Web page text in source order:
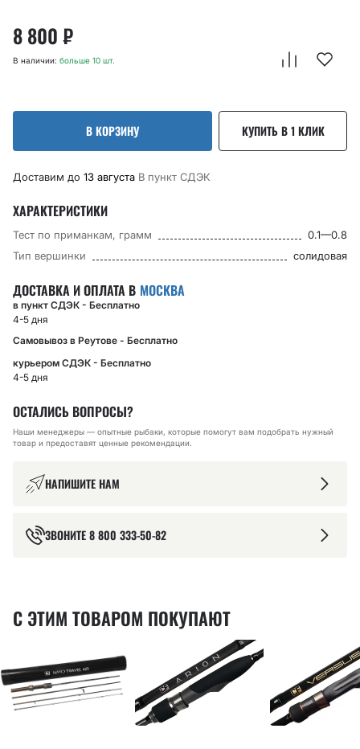
8 800₽
В наличии: больше 10 шт.
В КОРЗИНУ КУПИТЬ В 1 КЛИК
Доставим до 13 августа В пункт CДЭК
ХАРАКТЕРИСТИКИ
Тест по приманкам, грамм
0.1—0.8
Тип вершинки
солидовая
ДОСТАВКА И ОПЛАТА В МОСКВА
в пункт СДЭК - Бесплатно
4-5 дня
Самовывоз в Реутове - Бесплатно
курьером СДЭК - Бесплатно
4-5 дня
ОСТАЛИСЬ ВОПРОСЫ?
Наши менеджеры — опытные рыбаки, которые помогут вам подобрать нужный
товар и предоставят ценные рекомендации.
НАПИШИТЕ НАМ
ЗВОНИТЕ8 800 333-50-82
С ЭТИМ ТОВАРОМ ПОКУПАЮТ